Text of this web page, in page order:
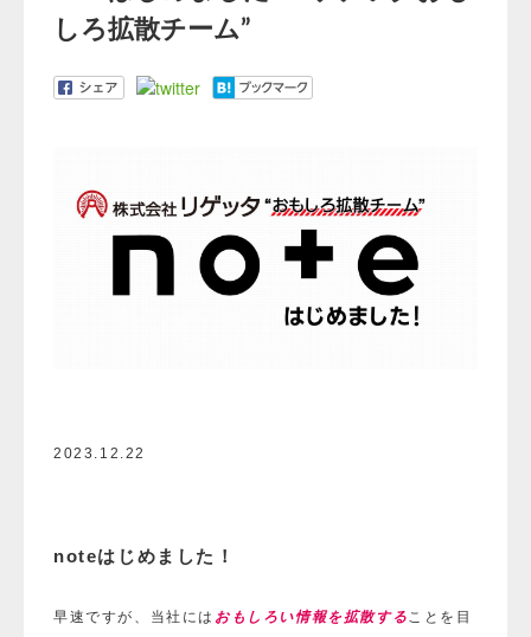
しろ拡散チーム”
2023.12.22
noteはじめました！
早速ですが、当社には おもしろい情報を拡散することを目